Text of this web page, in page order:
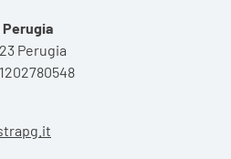
Perugia